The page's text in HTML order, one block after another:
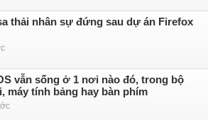
thải nhân sự đứng sau dự án Firefox
vẫn sống ở 1 nơi nào đó, trong bộ
máy tính bảng hay bàn phím